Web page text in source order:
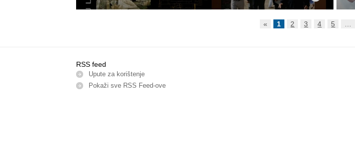
« 1 2 3 4 5
RSS feed
Upute za korištenje
Pokaži sve RSS Feed-оve